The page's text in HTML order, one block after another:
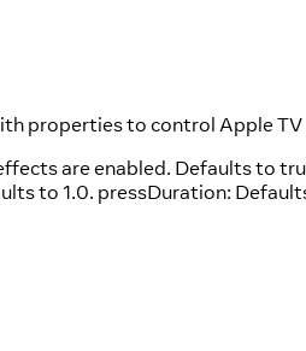
properties to control Apple
are enabled. Defaults to
to 1.0. pressDuration: